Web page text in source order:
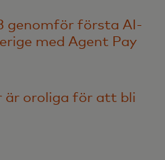
genomför första AI-
med Agent Pay
är oroliga för att bli